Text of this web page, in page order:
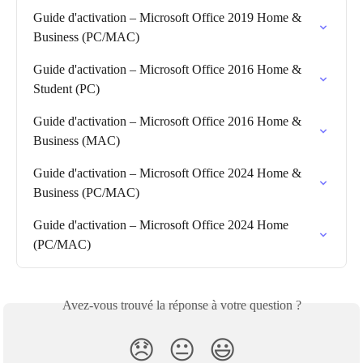
Guide d'activation – Microsoft Office 2019 Home &
Business (PC/MAC)
Guide d'activation – Microsoft Office 2016 Home &
Student (PC)
Guide d'activation – Microsoft Office 2016 Home &
Business (MAC)
Guide d'activation – Microsoft Office 2024 Home &
Business (PC/MAC)
Guide d'activation – Microsoft Office 2024 Home
(PC/MAC)
Avez-vous trouvé la réponse à votre question ?
😞 😐 😃